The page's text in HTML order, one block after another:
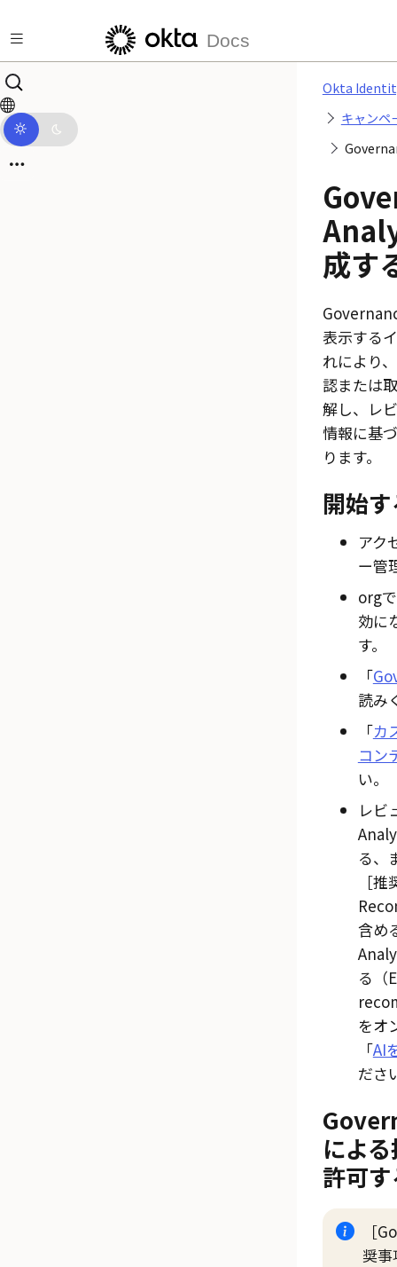
Docs
Okta
キャンペ
成す
表示する
れにより
認または
解し、レ
情報に基
ります。
開始
アク
ー管
orgで
効に
す。
「
読み
「カ
コン
い。
レビ
る、
推
含め
る（
をオ
「AI
ださ
によ
許可
奨